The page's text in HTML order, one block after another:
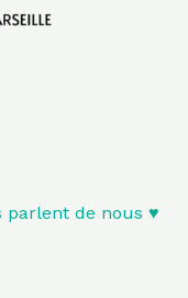
parlent de nous ♥️